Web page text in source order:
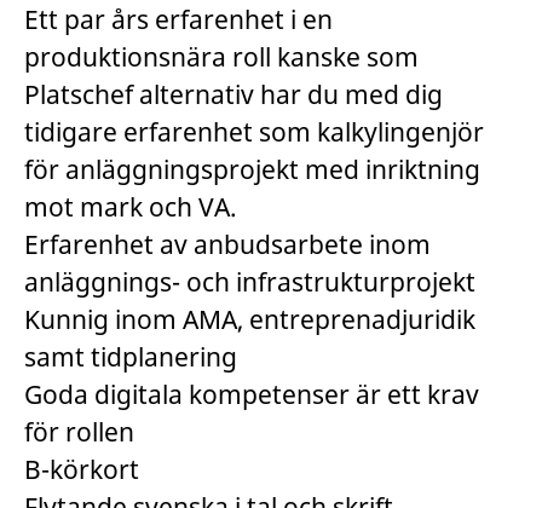
Ett par års erfarenhet i en
produktionsnära roll kanske som
Platschef alternativ har du med dig
tidigare erfarenhet som kalkylingenjör
för anläggningsprojekt med inriktning
mot mark och VA.
Erfarenhet av anbudsarbete inom
anläggnings- och infrastrukturprojekt
Kunnig inom AMA, entreprenadjuridik
samt tidplanering
Goda digitala kompetenser är ett krav
för rollen
B-körkort